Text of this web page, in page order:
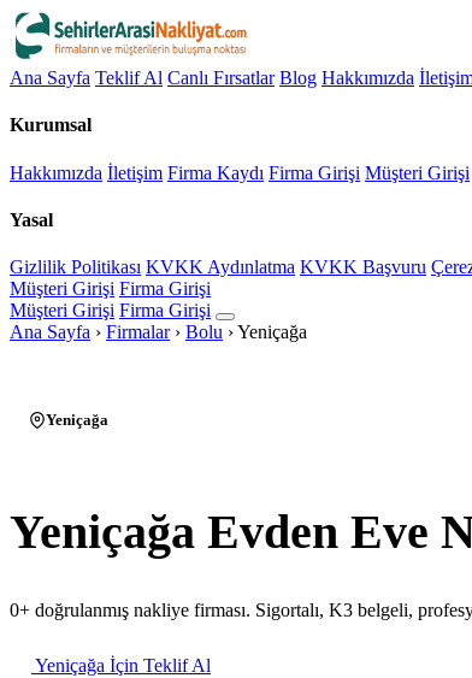
Ana Sayfa Teklif Al Canlı Fırsatlar Blog Hakkımızda
Kurumsal
Hakkımızda İletişim Firma Kaydı Firma Girişi Müşteri Girişi
Yasal
Gizlilik Politikası KVKK Aydınlatma KVKK Başvuru
Müşteri Girişi Firma Girişi
Müşteri Girişi Firma Girişi
Ana Sayfa › Firmalar › Bolu ›Yeniçağa
Yeniçağa
Yeniçağa Evden Eve
0+ doğrulanmış nakliye firması. Sigortalı, K3 belgeli,
Yeniçağa İçin Teklif Al